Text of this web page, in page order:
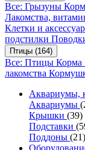
Все: Грызуны
Лакомства,
Клетки и
подстилки
Птицы (164)
Все: Птицы Корма
лакомства
Аквариумы,
Аквариумы
Крышки (39)
Подставки
Поддоны (21)